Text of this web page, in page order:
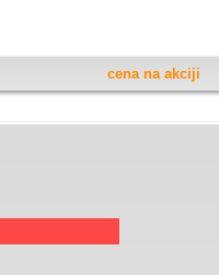
cena na akciji